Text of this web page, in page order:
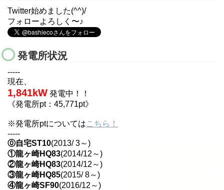
Twitter始めました(^^)/
フォローよろしく〜♪
発電所状況
-----
現在、
1,841kW 発電中！！
《発電所pt：45,771pt》
※発電所ptについてはこちら！
-----
⓪自宅ST10(2013/ 3～)
①龍ヶ崎HQ83(2014/12～)
②龍ヶ崎HQ83(2014/12～)
③龍ヶ崎HQ85(2015/ 8～)
④龍ヶ崎SF90(2016/12～)